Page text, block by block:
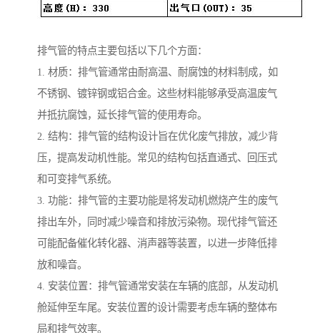
排气管的特点主要包括以下几个方面：
1. 材质：排气管通常由耐高温、耐腐蚀的材料制成，如
不锈钢、镀锌钢或铝合金。这些材料能够承受高温废气
并抵抗腐蚀，延长排气管的使用寿命。
2. 结构：排气管的结构设计旨在优化废气排放，减少背
压，提高发动机性能。常见的结构包括直通式、回压式
和可变排气系统。
3. 功能：排气管的主要功能是将发动机燃烧产生的废气
排出车外，同时减少噪音和排放污染物。现代排气管还
可能配备催化转化器、消声器等装置，以进一步降低排
放和噪音。
4. 安装位置：排气管通常安装在车辆的底部，从发动机
舱延伸至车尾。安装位置的设计需要考虑车辆的整体布
局和排气效率。